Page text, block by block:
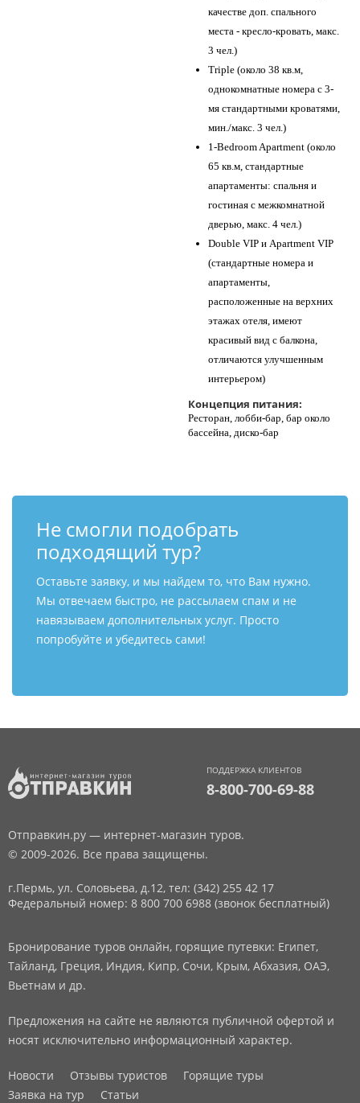
качестве доп. спального
места - кресло-кровать, макс.
3 чел.)
Triple (около 38 кв.м,
однокомнатные номера с 3-
мя стандартными кроватями,
мин./макс. 3 чел.)
1-Bedroom Apartment (около
65 кв.м, стандартные
апартаменты: спальня и
гостиная с межкомнатной
дверью, макс. 4 чел.)
Double VIP и Apartment VIP
(стандартные номера и
апартаменты,
расположенные на верхних
этажах отеля, имеют
красивый вид с балкона,
отличаются улучшенным
интерьером)
Концепция питания:
Ресторан, лобби-бар, бар около
бассейна, диско-бар
Не смогли подобрать
подходящий тур?
Оставьте заявку, и мы найдем то, что Вам нужно.
Мы отвечаем быстро, не рассылаем спам и не
навязываем дополнительных услуг. Просто
попробуйте и убедитесь сами!
ПОДДЕРЖКА КЛИЕНТОВ
8-800-700-69-88
Отправкин.ру — интернет-магазин туров.
© 2009-2026. Все права защищены.
г.Пермь, ул. Соловьева, д.12, тел: (342) 255 42 17
Федеральный номер: 8 800 700 6988 (звонок бесплатный)
Бронирование туров онлайн, горящие путевки: Египет,
Тайланд, Греция, Индия, Кипр, Сочи, Крым, Абхазия, ОАЭ,
Вьетнам и др.
Предложения на сайте не являются публичной офертой и
носят исключительно информационный характер.
Новости Отзывы туристов
Горящие туры
Заявка на тур
Статьи